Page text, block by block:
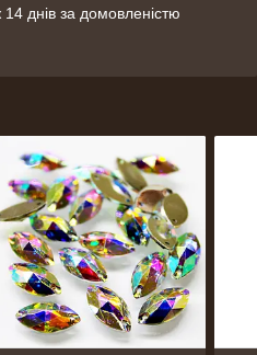
днів за домовленістю